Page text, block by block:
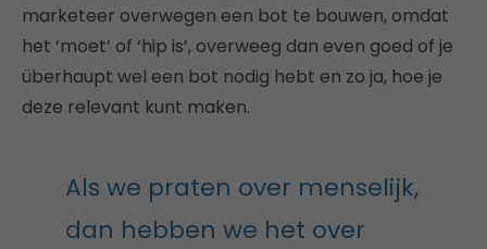
marketeer overwegen een bot te bouwen, omdat
het ‘moet’ of ‘hip is’, overweeg dan even goed of je
überhaupt wel een bot nodig hebt en zo ja, hoe je
deze relevant kunt maken.
Als we praten over menselijk,
dan hebben we het over